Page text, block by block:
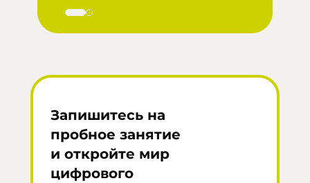
Запишитесь на
пробное занятие
и откройте мир
цифрового